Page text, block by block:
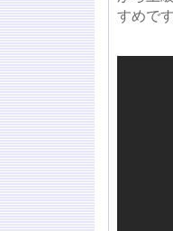
すめです